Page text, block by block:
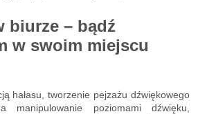
biurze – bądź
w swoim miejscu
hałasu, tworzenie pejzażu dźwiękowego
manipulowanie poziomami dźwięku,